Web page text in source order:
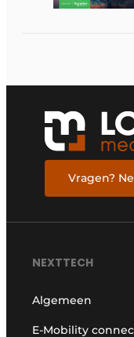
Vragen?
NEXTTECH
Algemeen
E-Mobility